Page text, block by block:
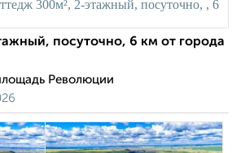
посуточно, 6 км от города
Революции